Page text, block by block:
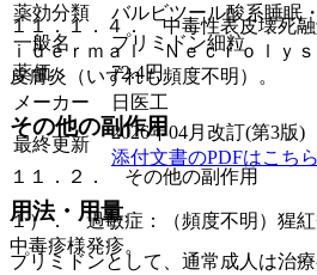
１１．１．４． 中毒性表皮壊死
ｉｄｅｒｍａｌ Ｎｅｃｒｏｌｙ
皮膚炎（いずれも頻度不明）。
その他の副作用
１１．２． その他の副作用
１）． 過敏症：（頻度不明）猩紅
中毒疹様発疹。
薬効分類
バルビツール酸系睡眠
一般名
プリミドン細粒
薬価
72.4円
メーカー
日医工
最終更新
2026年04月改訂(第3版)
添付文書のPDFはこちら
用法・用量
プリミドンとして、通常成人は治